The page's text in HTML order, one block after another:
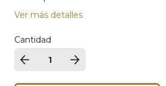
Ver más detalles
Cantidad